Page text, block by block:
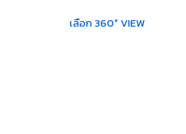
เลือก 360° VIEW